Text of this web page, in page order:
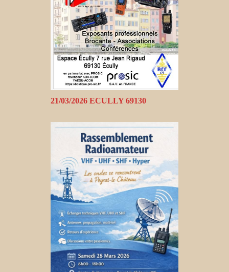
21/03/2026 ECULLY 69130